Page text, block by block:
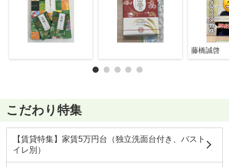
藤橋誠啓
こだわり特集
【賃貸特集】家賃5万円台（独立洗面台付き、バスト
イレ別）